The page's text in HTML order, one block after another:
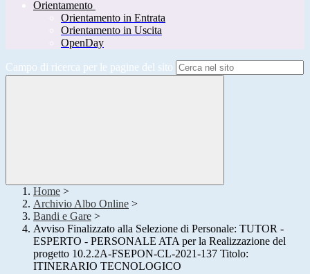
Orientamento
Orientamento in Entrata
Orientamento in Uscita
OpenDay
Campo di ricerca per le pagine del sito
Home >
Archivio Albo Online >
Bandi e Gare >
Avviso Finalizzato alla Selezione di Personale: TUTOR -
ESPERTO - PERSONALE ATA per la Realizzazione del
progetto 10.2.2A-FSEPON-CL-2021-137 Titolo:
ITINERARIO TECNOLOGICO